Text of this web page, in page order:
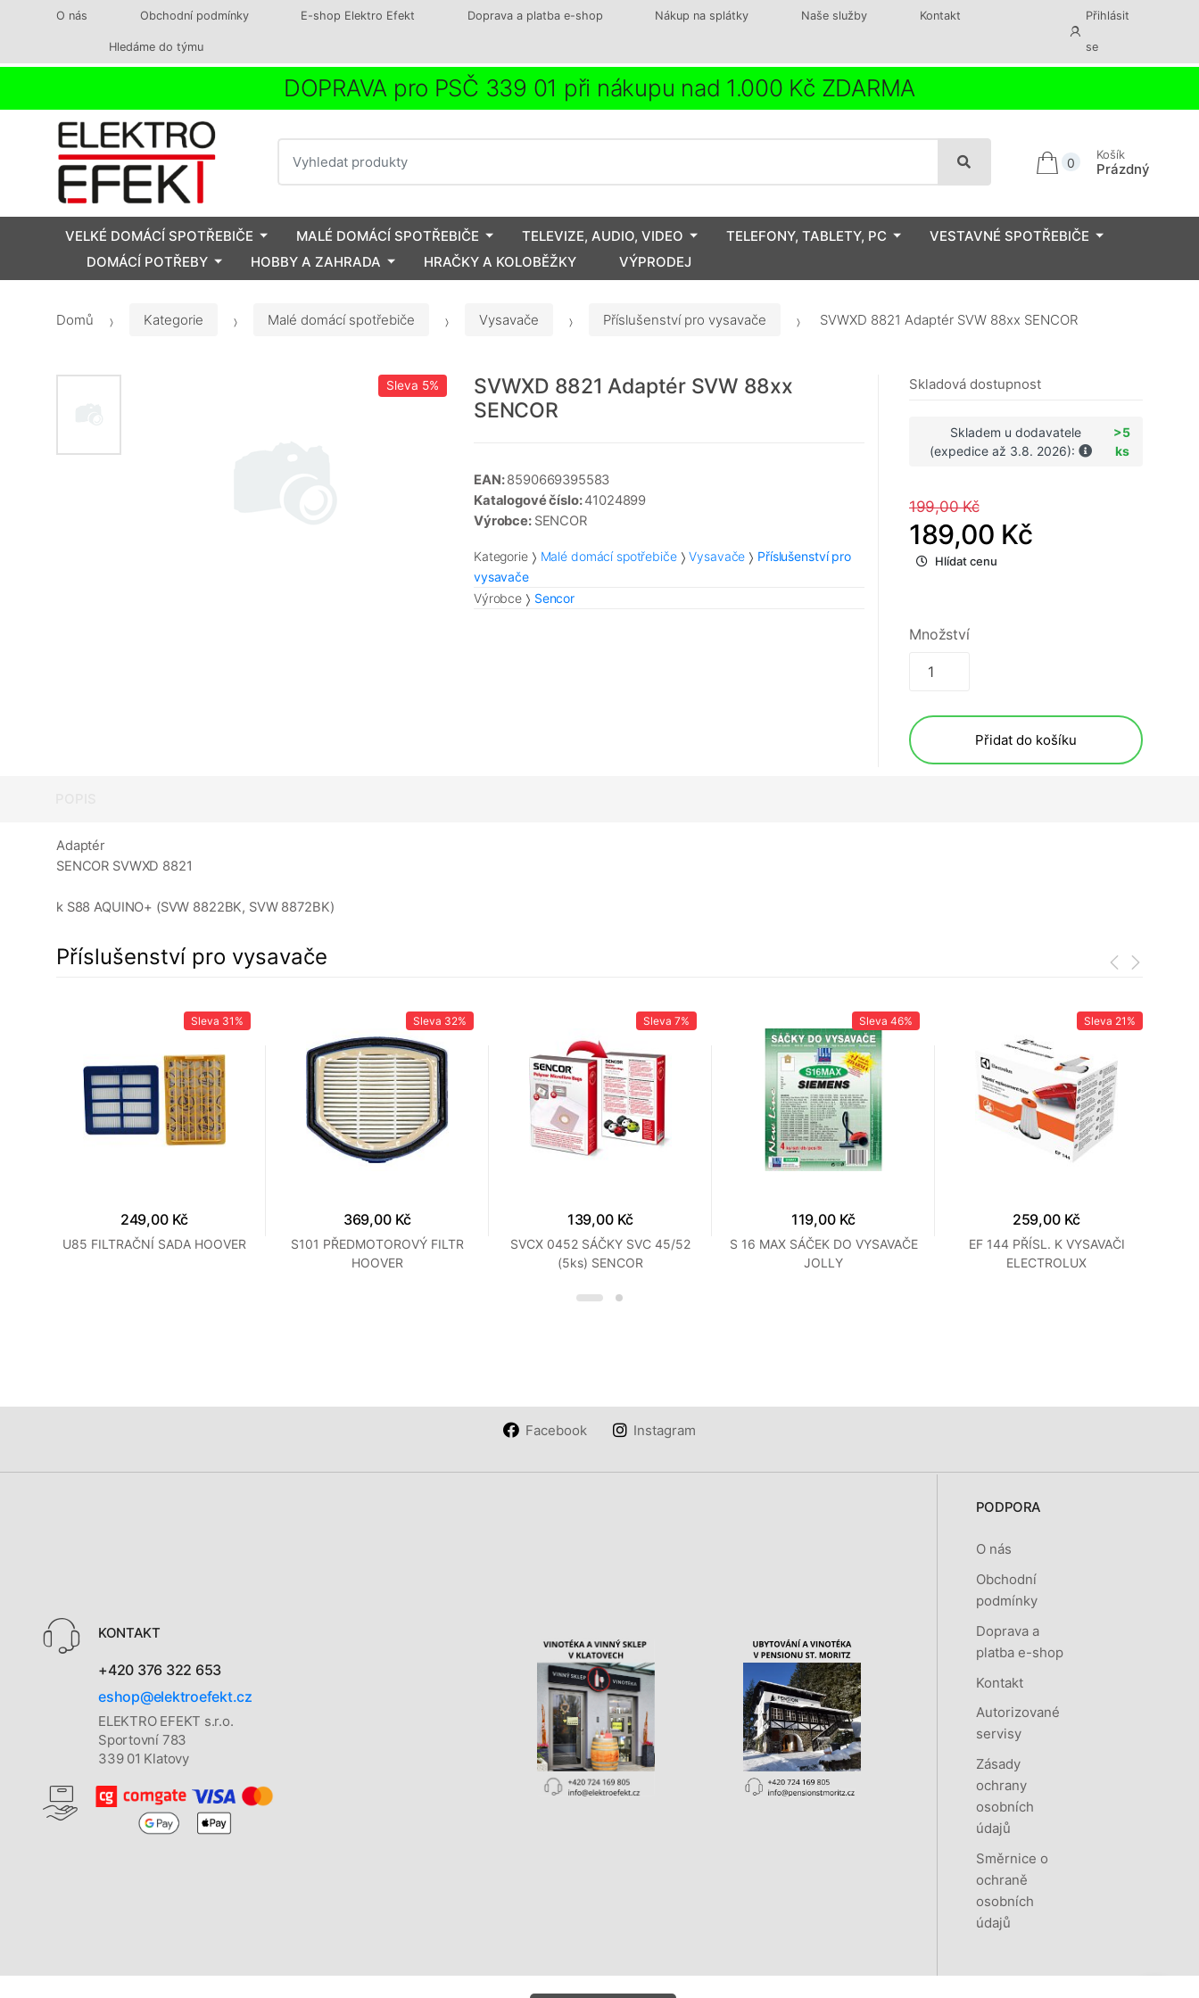
O nás Obchodní podmínky E-shop Elektro Efekt Doprava a platba e-shop Nákup na splátky Naše služby Kontakt
Hledáme do týmu
Přihlásit
se
DOPRAVA pro PSČ 339 01 při nákupu nad 1.000 Kč ZDARMA
0
Košík
Prázdný
VELKÉ DOMÁCÍ SPOTŘEBIČE MALÉ DOMÁCÍ SPOTŘEBIČE TELEVIZE, AUDIO, VIDEO TELEFONY, TABLETY, PC
VESTAVNÉ SPOTŘEBIČE
DOMÁCÍ POTŘEBY
HOBBY A ZAHRADA HRAČKY A KOLOBĚŽKY VÝPRODEJ
Domů Kategorie Malé domácí spotřebiče Vysavače Příslušenství pro vysavače SVWXD 8821 Adaptér SVW 88xx SENCOR
Sleva 5%
SVWXD 8821 Adaptér SVW 88xx
SENCOR
EAN:8590669395583
Katalogové číslo:41024899
Výrobce: SENCOR
Kategorie Malé domácí spotřebiče Vysavače
Příslušenství pro
vysavače
Výrobce
Sencor
Skladová dostupnost
Skladem u dodavatele
(expedice až 3.8. 2026):
>5
ks
199,00 Kč
189,00 Kč
Hlídat cenu
Množství
Přidat do košíku
Adaptér
SENCOR SVWXD 8821
k S88 AQUINO+ (SVW 8822BK, SVW 8872BK)
Příslušenství pro vysavače
Sleva 31%
249,00 Kč
U85 FILTRAČNÍ SADA HOOVER
Sleva 32%
369,00 Kč
S101 PŘEDMOTOROVÝ FILTR
HOOVER
Sleva 7%
139,00 Kč
SVCX 0452 SÁČKY SVC 45/52
(5ks) SENCOR
Sleva 46%
119,00 Kč
S 16 MAX SÁČEK DO VYSAVAČE
JOLLY
Sleva 21%
259,00 Kč
EF 144 PŘÍSL. K VYSAVAČI
ELECTROLUX
Facebook Instagram
KONTAKT
+420 376 322 653
eshop@elektroefekt.cz
ELEKTRO EFEKT s.r.o.
Sportovní 783
339 01 Klatovy
PODPORA
O nás
Obchodní
podmínky
Doprava a
platba e-shop
Kontakt
Autorizované
servisy
Zásady
ochrany
osobních
údajů
Směrnice o
ochraně
osobních
údajů